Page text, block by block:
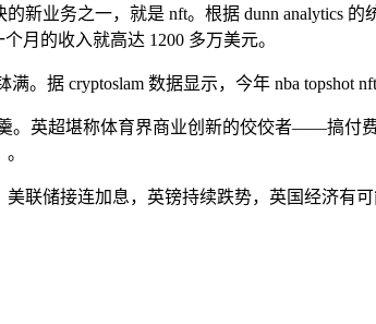
新业务之一，就是 nft。根据 dunn analytics
月的收入就高达 1200 多万美元。
满。据 cryptoslam 数据显示，今年 nba
。英超堪称体育界商业创新的佼佼者——搞付
联储接连加息，英镑持续跌势，英国经济有